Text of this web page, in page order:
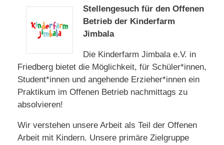
Stellengesuch für den Offenen
Betrieb der Kinderfarm
Jimbala
Die Kinderfarm Jimbala e.V. in
Friedberg bietet die Möglichkeit, für Schüler*innen,
Student*innen und angehende Erzieher*innen ein
Praktikum im Offenen Betrieb nachmittags zu
absolvieren!
Wir verstehen unsere Arbeit als Teil der Offenen
Arbeit mit Kindern. Unsere primäre Zielgruppe